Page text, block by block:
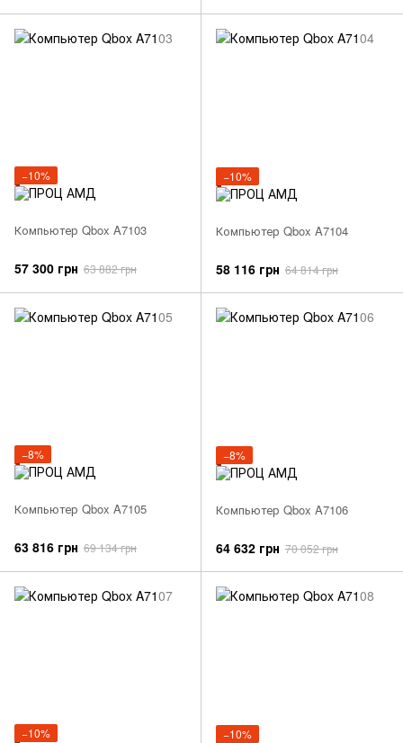
−10%
Компьютер Qbox A7103
57 300 грн 63 882 грн
−10%
Компьютер Qbox A7104
58 116 грн 64 814 грн
−8%
Компьютер Qbox A7105
63 816 грн 69 134 грн
−8%
Компьютер Qbox A7106
64 632 грн 70 052 грн
−10% −10%